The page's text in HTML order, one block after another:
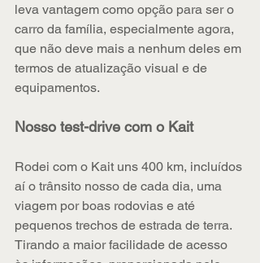
leva vantagem como opção para ser o
carro da família, especialmente agora,
que não deve mais a nenhum deles em
termos de atualização visual e de
equipamentos.
Nosso test-drive com o Kait
Rodei com o Kait uns 400 km, incluídos
aí o trânsito nosso de cada dia, uma
viagem por boas rodovias e até
pequenos trechos de estrada de terra.
Tirando a maior facilidade de acesso